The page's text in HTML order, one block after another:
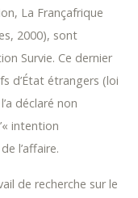
La Françafrique
2000), sont
Survie. Ce dernier
d’État étrangers (loi
déclaré non
intention
l’affaire.
de recherche sur le